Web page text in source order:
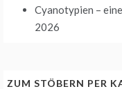
Cyanotypien –
2026
ZUM STÖBERN PER